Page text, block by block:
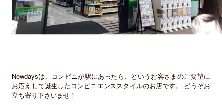
Newdaysは、コンビニが駅にあったら、というお客さまのご要望に
お応えして誕生したコンビニエンススタイルのお店です。 どうぞお
立ち寄り下さいませ！